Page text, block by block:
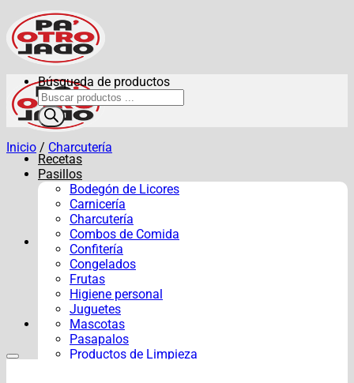
Recetas
Pasillos
Bodegón de Licores
Carnicería
Charcutería
Combos de Comida
Confitería
Congelados
Frutas
Higiene personal
Juguetes
Mascotas
Pasapalos
Productos de Limpieza
Búsqueda de productos
Inicio / Charcutería